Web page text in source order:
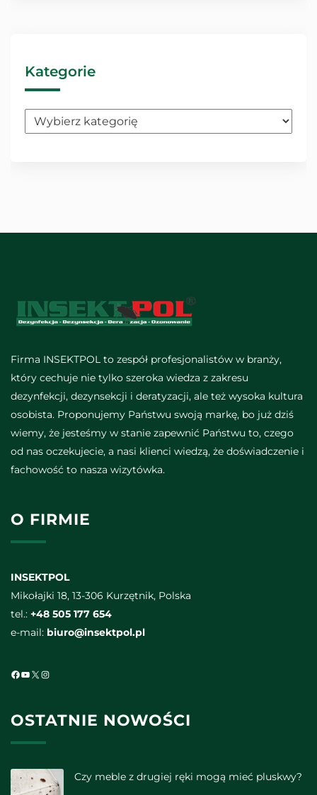
Kategorie
Kategorie
Firma INSEKTPOL to zespół profesjonalistów w branży,
który cechuje nie tylko szeroka wiedza z zakresu
dezynfekcji, dezynsekcji i deratyzacji, ale też wysoka kultura
osobista. Proponujemy Państwu swoją markę, bo już dziś
wiemy, że jesteśmy w stanie zapewnić Państwu to, czego
od nas oczekujecie, a nasi klienci wiedzą, że doświadczenie i
fachowość to nasza wizytówka.
O FIRMIE
INSEKTPOL
Mikołajki 18, 13-306 Kurzętnik, Polska
tel.: +48 505 177 654
e-mail: biuro@insektpol.pl
Facebook
YouTube
X Instagram
OSTATNIE NOWOŚCI
Czy meble z drugiej ręki mogą mieć pluskwy?